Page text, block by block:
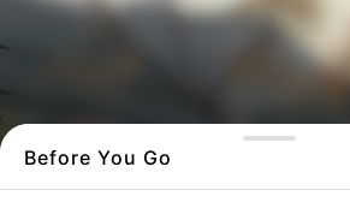
Before You Go